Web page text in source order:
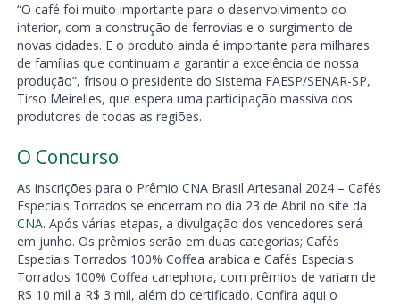
“O café foi muito importante para o desenvolvimento do
interior, com a construção de ferrovias e o surgimento de
novas cidades. E o produto ainda é importante para milhares
de famílias que continuam a garantir a excelência de nossa
produção”, frisou o presidente do Sistema FAESP/SENAR-SP,
Tirso Meirelles, que espera uma participação massiva dos
produtores de todas as regiões.
O Concurso
As inscrições para o Prêmio CNA Brasil Artesanal 2024 – Cafés
Especiais Torrados se encerram no dia 23 de Abril no site da
CNA. Após várias etapas, a divulgação dos vencedores será
em junho. Os prêmios serão em duas categorias; Cafés
Especiais Torrados 100% Coffea arabica e Cafés Especiais
Torrados 100% Coffea canephora, com prêmios de variam de
R$ 10 mil a R$ 3 mil, além do certificado. Confira aqui o